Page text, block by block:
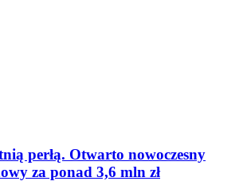
perłą. Otwarto nowoczesny
za ponad 3,6 mln zł